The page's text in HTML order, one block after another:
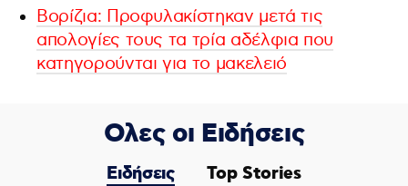
Βορίζια: Προφυλακίστηκαν μετά τις
απολογίες τους τα τρία αδέλφια που
κατηγορούνται για το μακελειό
Ολες οι Ειδήσεις
Ειδήσεις Top Stories